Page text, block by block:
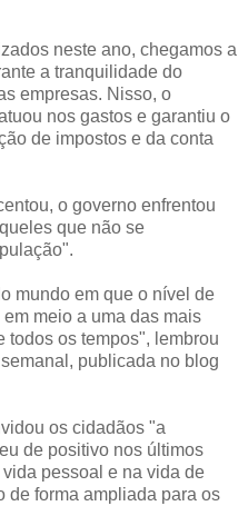
neste ano, chegamos a
a tranquilidade do
empresas. Nisso, o
nos gastos e garantiu o
de impostos e da conta
o governo enfrentou
que não se
mundo em que o nível de
meio a uma das mais
todos os tempos", lembrou
publicada no blog
os cidadãos "a
de positivo nos últimos
pessoal e na vida de
de forma ampliada para os